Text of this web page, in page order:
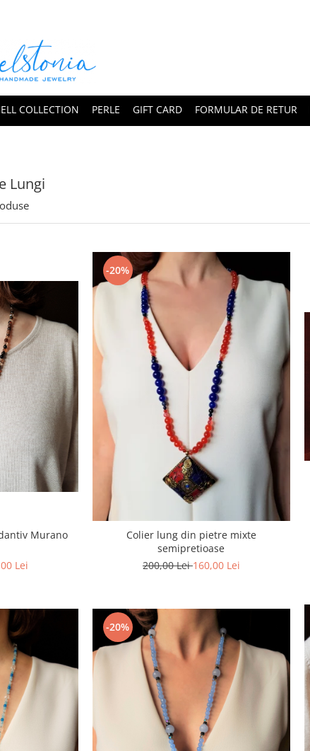
COLLECTION PERLE GIFT CARD FORMULAR DE RETUR
Lungi
Murano
Lei
-20%
Colier lung din pietre mixte
semipretioase
200,00 Lei160,00 Lei
-20%